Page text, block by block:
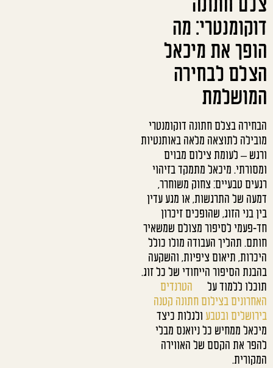
צלם חתונה
דוקומנטרי: מה
הופך את מיכאל
הצלם לבחירה
המושלמת
הבחירה בצלם חתונה דוקומנטרי
מובילה לתוצאה מלאה באותנטיות
ורגש – לעומת צילום מבוים
ומסורתי. מיכאל מתמקד בזיהוי
רגעים טבעיים: צחוק משוחרר,
דמעה של התרגשות, או מגע עדין
בין בני הזוג, שהופכים זיכרון
חד-פעמי לסיפור מצולם שמשאיר
חותם. תהליך העבודה מולו כולל
היכרות, תיאום ציפיות, והשקעה
בהבנת הסיפור הייחודי של כל זוג.
תוכלו ללמוד על
הטרנדים
האחרונים בצילום חתונה קטנה
בירושלים ובטבע ולגלות כיצד
מיכאל ממחיש כל ניואנס מבלי
להפר את הקסם של האווירה
המקורית.